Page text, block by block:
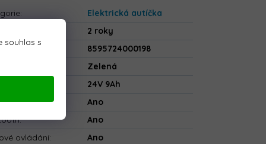
souhlas s
:
Elektrická autíčka
2 roky
8595724000198
Zelená
24V 9Ah
pásy
Ano
:
Ano
ovládání:
Ano